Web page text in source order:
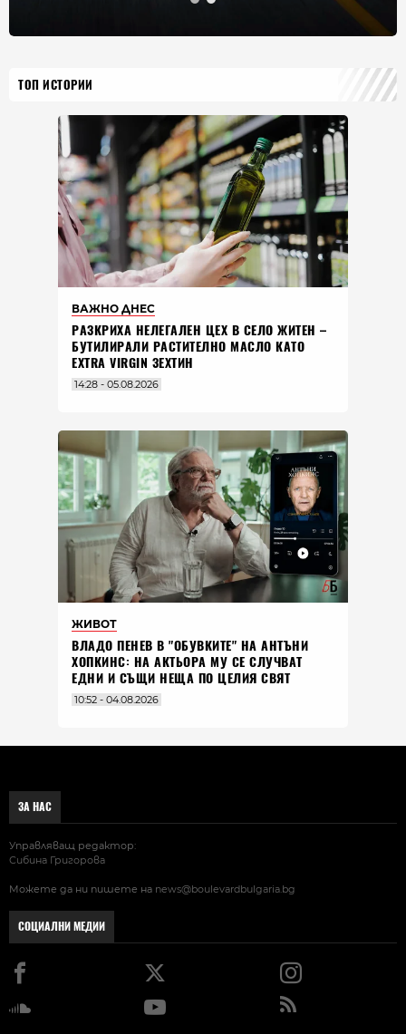
ТОП ИСТОРИИ
ВАЖНО ДНЕС
РАЗКРИХА НЕЛЕГАЛЕН ЦЕХ В СЕЛО ЖИТЕН –
БУТИЛИРАЛИ РАСТИТЕЛНО МАСЛО КАТО
EXTRA VIRGIN ЗЕХТИН
14:28 - 05.08.2026
ЖИВОТ
ВЛАДO ПЕНЕВ В "ОБУВКИТЕ" НА АНТЪНИ
ХОПКИНС: НА АКТЬОРА МУ СЕ СЛУЧВАТ
ЕДНИ И СЪЩИ НЕЩА ПО ЦЕЛИЯ СВЯТ
10:52 - 04.08.2026
ЗА НАС
Управляващ редактор:
Сибина Григорова
Можете да ни пишете на news@boulevardbulgaria.bg
СОЦИАЛНИ МЕДИИ